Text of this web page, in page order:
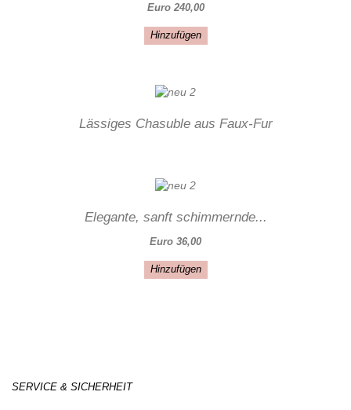
Euro 240,00
Hinzufügen
Lässiges Chasuble aus Faux-Fur
Elegante, sanft schimmernde...
Euro 36,00
Hinzufügen
SERVICE & SICHERHEIT